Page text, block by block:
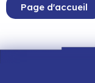
Page d'accueil